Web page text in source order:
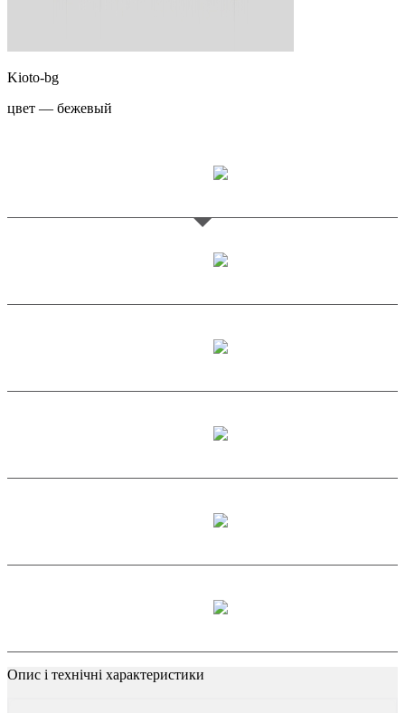
Kioto-bg
цвет — бежевый
Опис і технічні характеристики